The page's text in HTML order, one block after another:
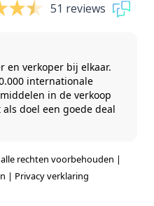
51 reviews
en verkoper bij elkaar.
internationale
in de verkoop
doel een goede deal
rechten voorbehouden |
| Privacy verklaring